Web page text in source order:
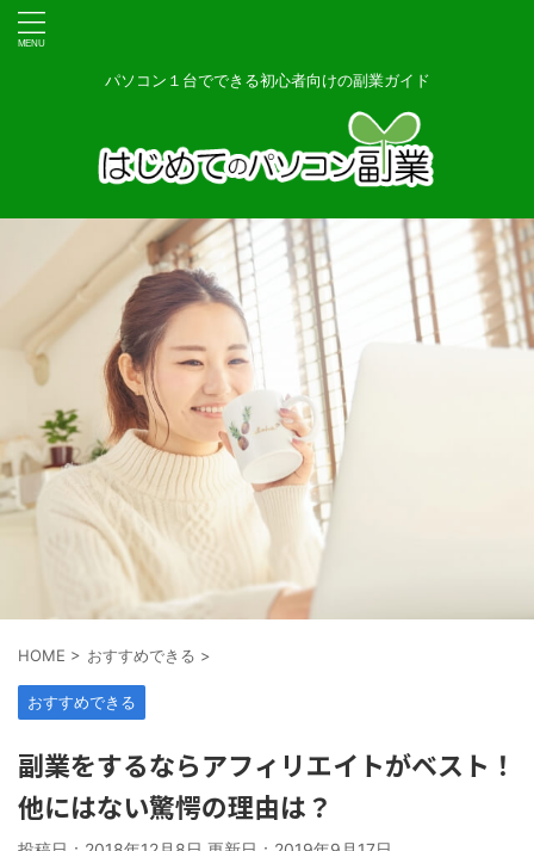
パソコン１台でできる初心者向けの副業ガイド
HOME > おすすめできる >
おすすめできる
副業をするならアフィリエイトがベスト！
他にはない驚愕の理由は？